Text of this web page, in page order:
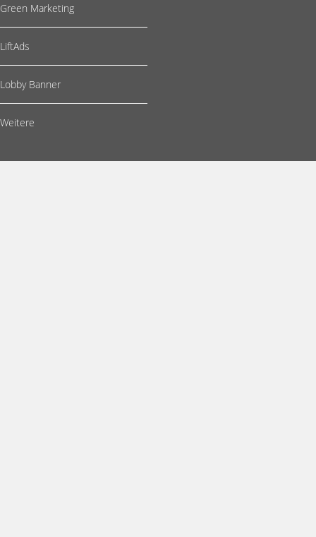
Green Marketing
LiftAds
Lobby Banner
Weitere